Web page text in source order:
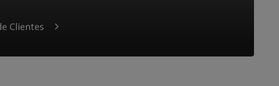
Clientes